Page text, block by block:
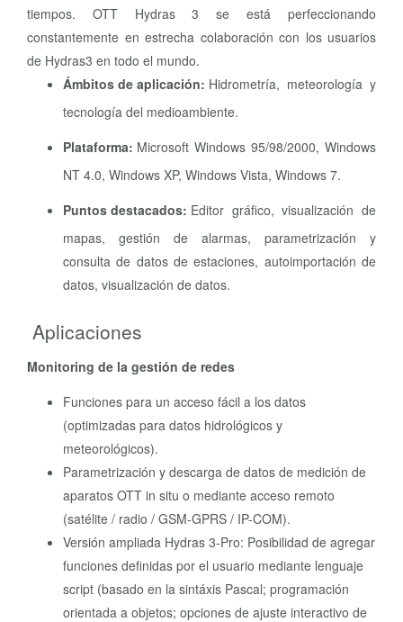
tiempos. OTT Hydras 3 se está perfeccionando
constantemente en estrecha colaboración con los usuarios
de Hydras3 en todo el mundo.
Ámbitos de aplicación: Hidrometría, meteorología y
tecnología del medioambiente.
Plataforma: Microsoft Windows 95/98/2000, Windows
NT 4.0, Windows XP, Windows Vista, Windows 7.
Puntos destacados: Editor gráfico, visualización de
mapas, gestión de alarmas, parametrización y
consulta de datos de estaciones, autoimportación de
datos, visualización de datos.
Aplicaciones
Monitoring de la gestión de redes
Funciones para un acceso fácil a los datos
(optimizadas para datos hidrológicos y
meteorológicos).
Parametrización y descarga de datos de medición de
aparatos OTT in situ o mediante acceso remoto
(satélite / radio / GSM-GPRS / IP-COM).
Versión ampliada Hydras 3-Pro: Posibilidad de agregar
funciones definidas por el usuario mediante lenguaje
script (basado en la sintáxis Pascal; programación
orientada a objetos; opciones de ajuste interactivo de